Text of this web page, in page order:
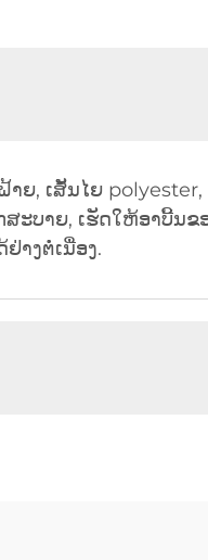
, ເສັ້ນໄຍ
ບາຍ, ເຮັດໃຫ້ອາບີ້ນຂ
າງຕໍ່ເນື່ອງ.